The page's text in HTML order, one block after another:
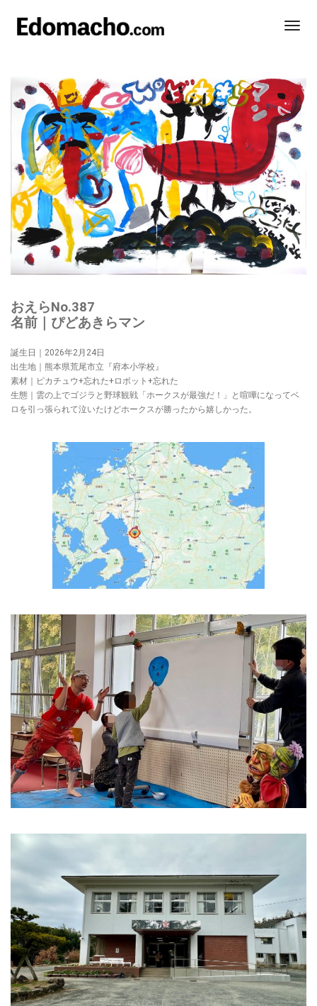
おえらNo.387
名前｜ぴどあきらマン
誕生日｜2026年2月24日
出生地｜熊本県荒尾市立『府本小学校』
素材｜ピカチュウ+忘れた+ロボット+忘れた
生態｜雲の上でゴジラと野球観戦「ホークスが最強だ！」と喧嘩になってベ
ロを引っ張られて泣いたけどホークスが勝ったから嬉しかった。